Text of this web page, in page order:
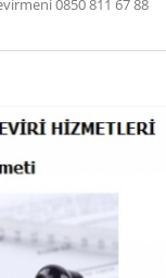
0850 811 67 88